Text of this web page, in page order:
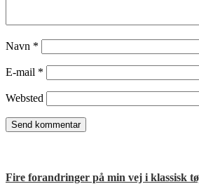
Navn *
E-mail *
Websted
Fire forandringer på min vej i klassisk